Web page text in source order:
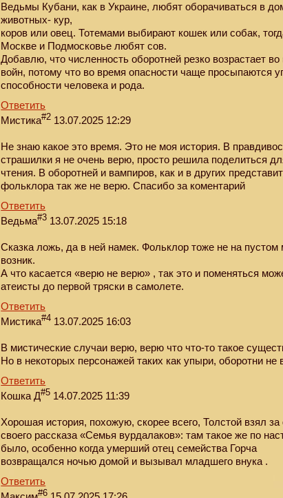
Ведьмы Кубани, как в Украине, любят оборачиваться в
животных- кур,
коров или овец. Тотемами выбирают кошек или собак,
Москве и Подмосковье любят сов.
Добавлю, что численность оборотней резко возрастает во
войн, потому что во время опасности чаще просыпаются
способности человека и рода.
Ответить
Мистика#2 13.07.2025 12:29
Не знаю какое это время. Это не моя история. В
страшилки я не очень верю, просто решила поделиться
чтения. В оборотней и вампиров, как и в других
фольклора так же не верю. Спасибо за коментарий
Ответить
Ведьма#3 13.07.2025 15:18
Сказка ложь, да в ней намек. Фольклор тоже не на пустом
возник.
А что касается «верю не верю» , так это и поменяться
атеисты до первой тряски в самолете.
Ответить
Мистика#4 13.07.2025 16:03
В мистические случаи верю, верю что что-то такое
Но в некоторых персонажей таких как упыри, оборотни не
Ответить
Кошка Д#5 14.07.2025 11:39
Хорошая история, похожую, скорее всего, Толстой взял за
своего рассказа «Семья вурдалаков»: там такое же по
было, особенно когда умерший отец семейства Горча
возвращался ночью домой и вызывал младшего внука .
Ответить
#6